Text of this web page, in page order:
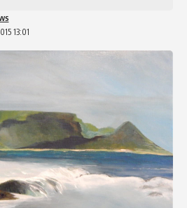
13:01